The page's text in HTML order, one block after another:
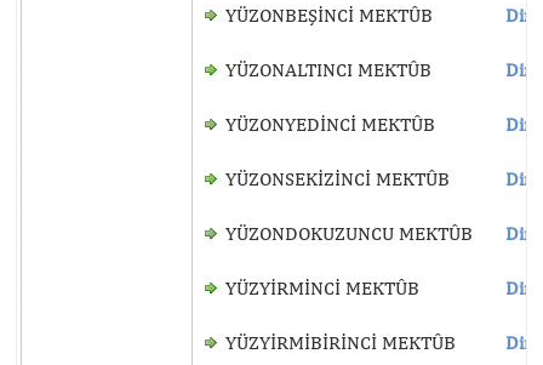
YÜZONBEŞİNCİ MEKTÛB
YÜZONALTINCI MEKTÛB
YÜZONYEDİNCİ MEKTÛB
YÜZONSEKİZİNCİ MEKTÛB
YÜZONDOKUZUNCU MEKTÛB
YÜZYİRMİNCİ MEKTÛB
YÜZYİRMİBİRİNCİ MEKTÛB